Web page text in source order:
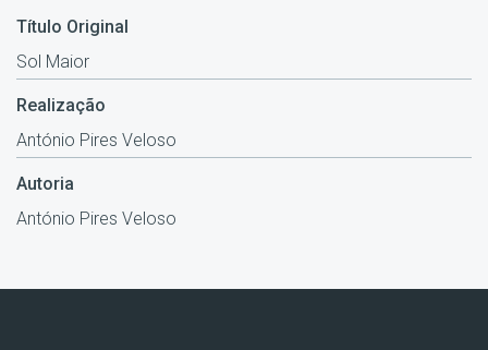
Título Original
Sol Maior
Realização
António Pires Veloso
Autoria
António Pires Veloso